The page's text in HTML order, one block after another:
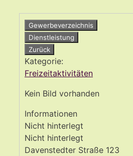
Gewerbeverzeichnis
Dienstleistung
Zurück
Kategorie:
Freizeitaktivitäten
Kein Bild vorhanden
Informationen
Nicht hinterlegt
Nicht hinterlegt
Davenstedter Straße 123